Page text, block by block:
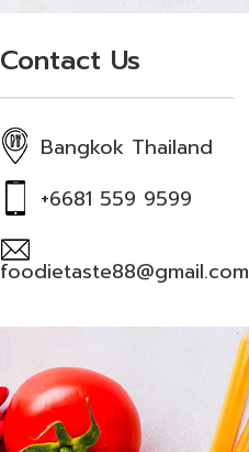
Contact Us
Bangkok Thailand
+6681 559 9599
foodietaste88@gmail.com